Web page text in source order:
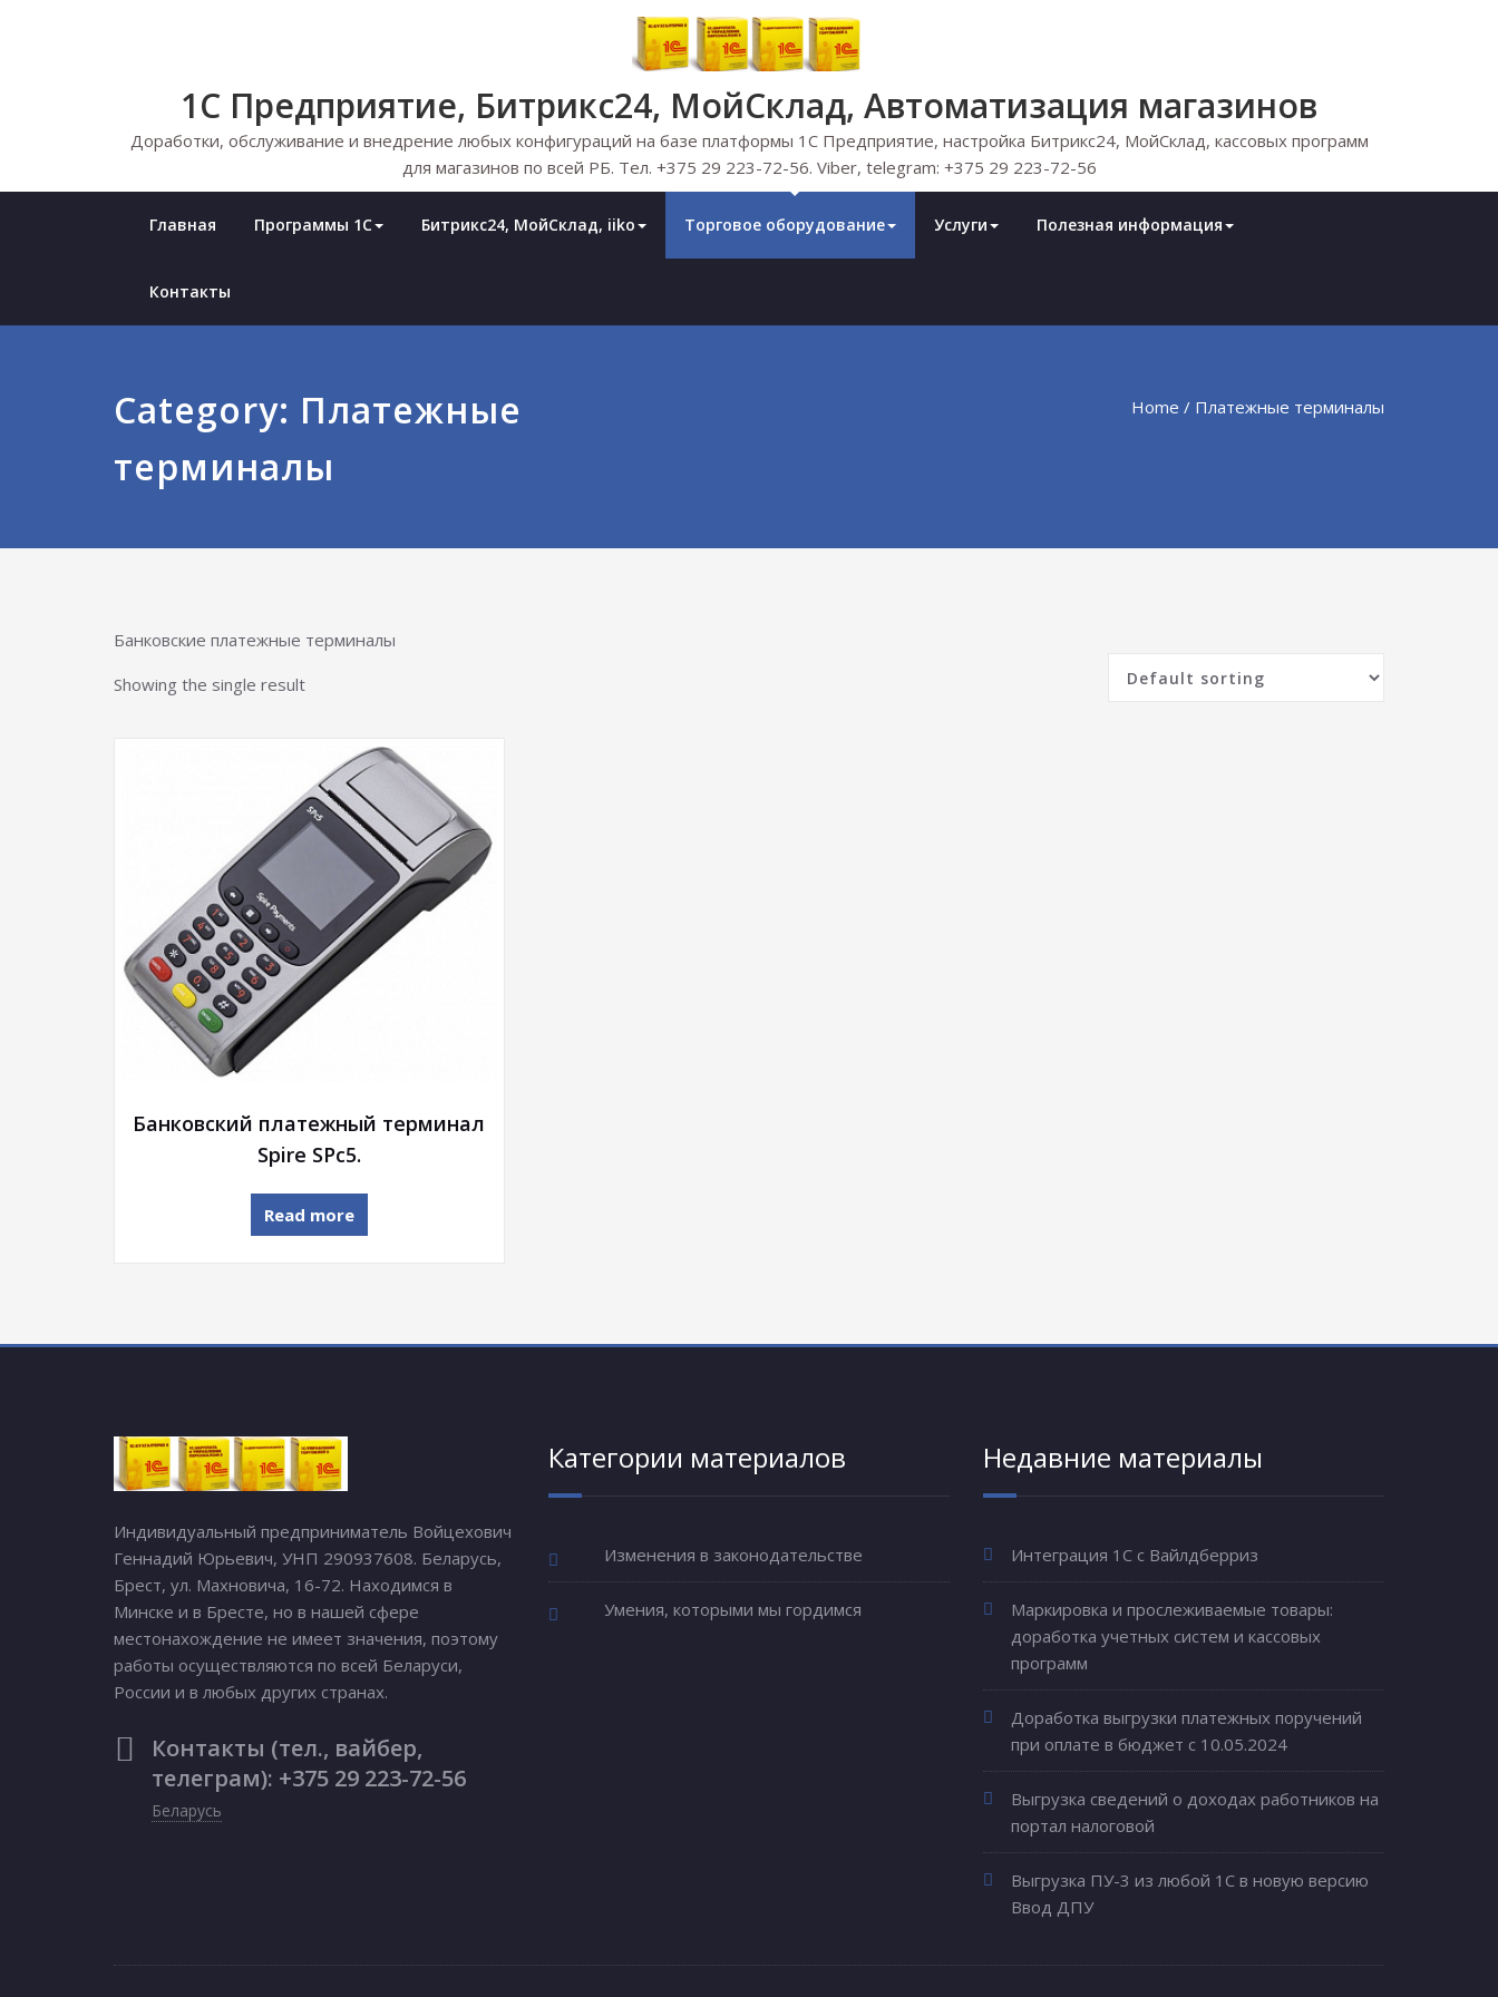
1С Предприятие, Битрикс24, МойСклад, Автоматизация магазинов
Доработки, обслуживание и внедрение любых конфигураций на базе платформы 1С Предприятие, настройка Битрикс24, МойСклад, кассовых программ
для магазинов по всей РБ. Тел. +375 29 223-72-56. Viber, telegram: +375 29 223-72-56
Главная Программы 1С Битрикс24, МойСклад, iiko Торговое оборудование Услуги Полезная информация
Контакты
Category: Платежные
терминалы
Home / Платежные терминалы
Банковские платежные терминалы
Showing the single result
Банковский платежный терминал
Spire SPc5.
Read more
Индивидуальный предприниматель Войцехович
Геннадий Юрьевич, УНП 290937608. Беларусь,
Брест, ул. Махновича, 16-72. Находимся в
Минске и в Бресте, но в нашей сфере
местонахождение не имеет значения, поэтому
работы осуществляются по всей Беларуси,
России и в любых других странах.
Контакты (тел., вайбер,
телеграм): +375 29 223-72-56
Беларусь
Категории материалов
Изменения в законодательстве
Умения, которыми мы гордимся
Недавние материалы
Интеграция 1С с Вайлдберриз
Маркировка и прослеживаемые товары:
доработка учетных систем и кассовых
программ
Доработка выгрузки платежных поручений
при оплате в бюджет с 10.05.2024
Выгрузка сведений о доходах работников на
портал налоговой
Выгрузка ПУ-3 из любой 1С в новую версию
Ввод ДПУ